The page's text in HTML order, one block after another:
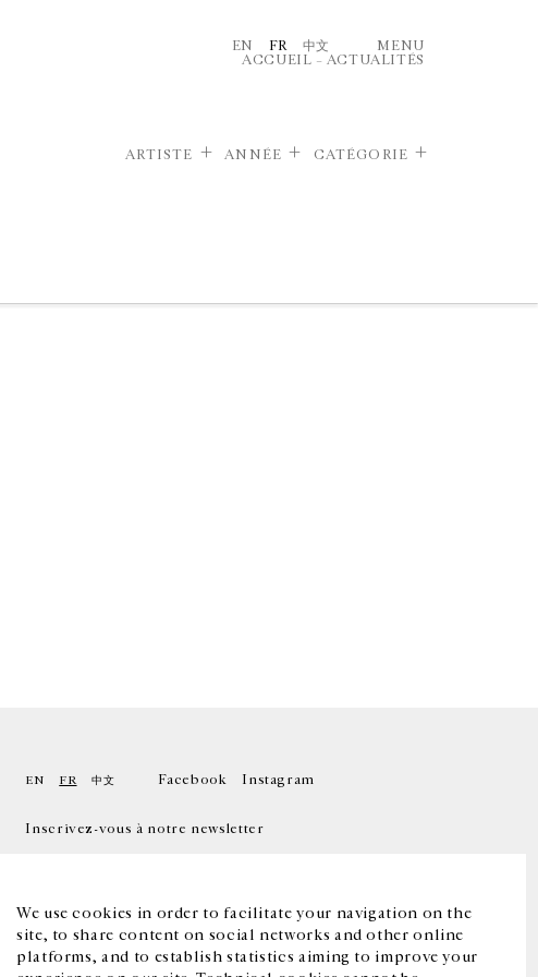
We use cookies in order to facilitate your navigation on the
site, to share content on social networks and other online
platforms, and to establish statistics aiming to improve your
EN FR 中文
MENU
ACCUEIL – ACTUALITÉS
ARTISTE ANNÉE CATÉGORIE
EN FR 中文 Facebook Instagram
Inscrivez-vous à notre newsletter